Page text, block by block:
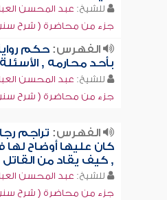
للشيخ: عبد المحسن
جزء من محاضرة ( شرح سنن
الفهرس:حكم
بأحد محارمه , الأسئلة
للشيخ: عبد المحسن
جزء من محاضرة ( شرح سنن
الفهرس: تراجم
كان عليها أوضاح
, كيف يقاد من القاتل
للشيخ: عبد المحسن
جزء من محاضرة ( شرح سنن